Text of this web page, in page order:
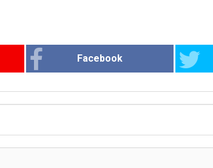
Facebook